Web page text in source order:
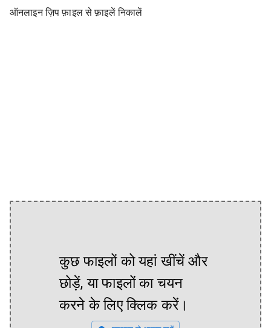
ऑनलाइन ज़िप फ़ाइल से फ़ाइलें निकालें
कुछ फाइलों को यहां खींचें और
छोड़ें, या फाइलों का चयन
करने के लिए क्लिक करें।